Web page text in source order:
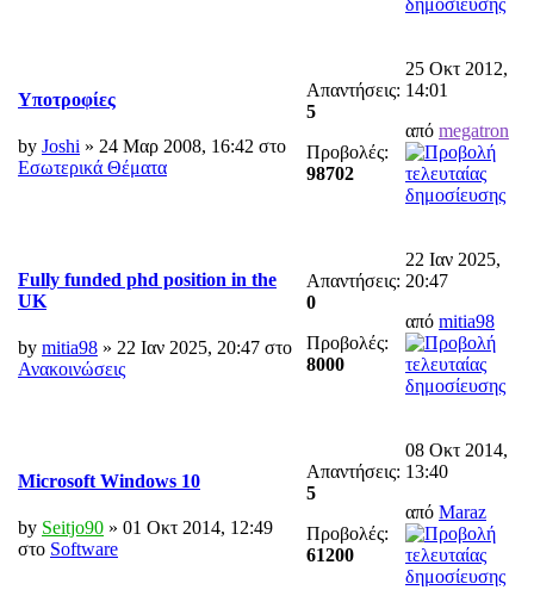
Υποτροφίες
by Joshi » 24 Μαρ 2008, 16:42 στο
Εσωτερικά Θέματα
Απαντήσεις:
5
Προβολές:
98702
25 Οκτ 2012,
14:01
από megatron
Fully funded phd position in the
UK
by mitia98 » 22 Ιαν 2025, 20:47 στο
Ανακοινώσεις
Απαντήσεις:
0
Προβολές:
8000
22 Ιαν 2025,
20:47
από mitia98
Microsoft Windows 10
by Seitjo90 » 01 Οκτ 2014, 12:49
στο Software
Απαντήσεις:
5
Προβολές:
61200
08 Οκτ 2014,
13:40
από Maraz